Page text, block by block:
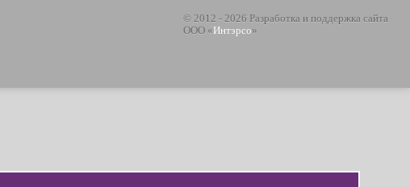
© 2012 - 2026 Разработка и поддержка сайта
ООО « Интэрсо»